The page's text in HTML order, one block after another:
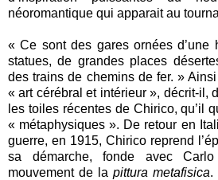
néoromantique qui apparait au
« Ce sont des gares ornées d’une
statues, de grandes places
des trains de chemins de fer. »
« art cérébral et intérieur », décrit-il,
les toiles récentes de Chirico, qu’il
« métaphysiques ». De retour en
guerre, en 1915, Chirico reprend
sa démarche, fonde avec
mouvement de la pittura metafisica.